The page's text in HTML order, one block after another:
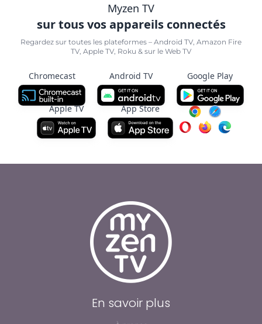
Myzen TV
sur tous vos appareils connectés
Regardez sur toutes les plateformes – Android TV, Amazon Fire
TV, Apple TV, Roku & sur le Web TV
Chromecast Android TV Google Play
Apple TV App Store
En savoir plus